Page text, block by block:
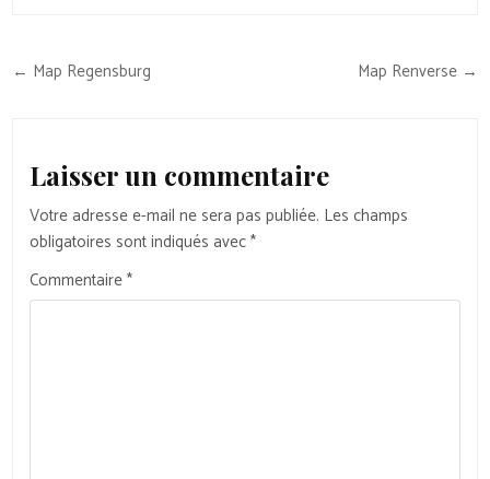
Navigation
← Map Regensburg Map Renverse →
Laisser un commentaire
Votre adresse e-mail ne sera pas publiée. Les champs
obligatoires sont indiqués avec*
Commentaire*